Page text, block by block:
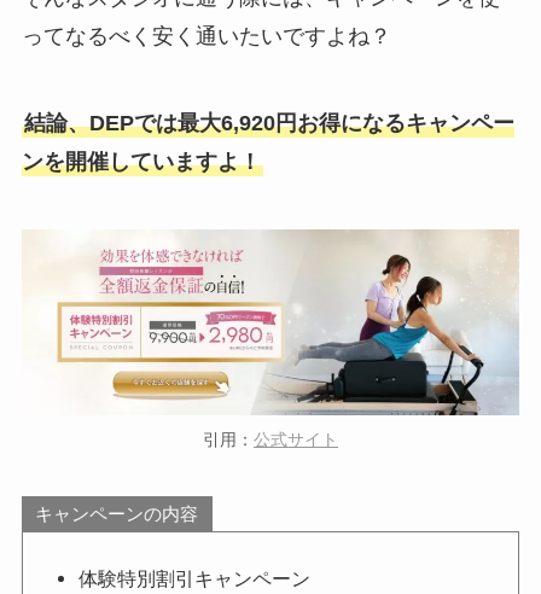
ってなるべく安く通いたいですよね？
結論、DEPでは最大6,920円お得になるキャンペー
ンを開催していますよ！
引用： 公式サイト
キャンペーンの内容
体験特別割引キャンペーン